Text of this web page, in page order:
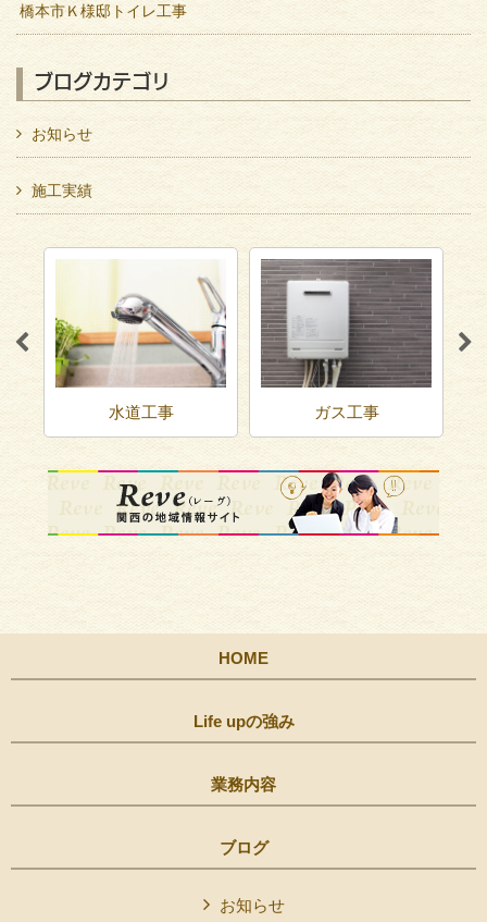
橋本市Ｋ様邸トイレ工事
ブログカテゴリ
お知らせ
施工実績
水道工事 ガス工事
HOME
Life upの強み
業務内容
ブログ
お知らせ